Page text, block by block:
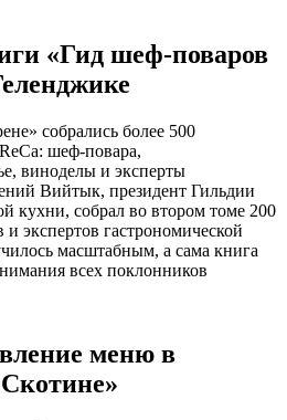
«Гид шеф-поваров
собрались более 500
шеф-повара,
виноделы и эксперты
Вийтык, президент Гильдии
кухни, собрал во втором томе 200
экспертов гастрономической
масштабным, а сама книга
всех поклонников
меню в